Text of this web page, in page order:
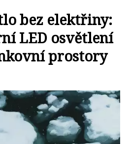
bez elektřiny:
LED osvětlení
prostory